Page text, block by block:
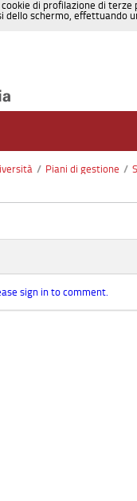
di profilazione di
dello schermo, effettuando
/ Piani di gestione /
sign in to comment.